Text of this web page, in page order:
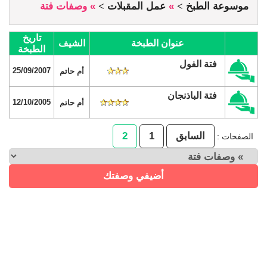
موسوعة الطبخ » عمل المقبلات » وصفات فتة
عنوان الطبخة الشيف
تاريخ
الطبخة
فتة الفول
أم حاتم 25/09/2007
فتة الباذنجان
أم حاتم 12/10/2005
الصفحات : السابق 1
2
أضيفي وصفتك